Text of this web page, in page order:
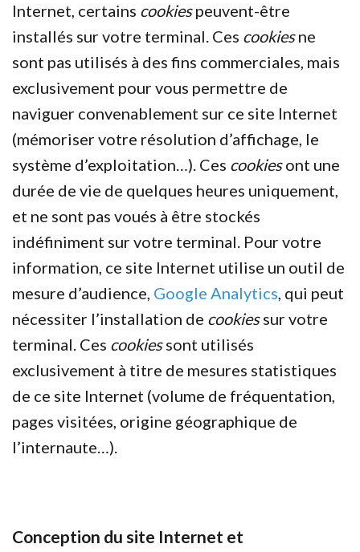
Internet, certains cookiespeuvent-être
installés sur votre terminal. Ces cookiesne
sont pas utilisés à des fins commerciales, mais
exclusivement pour vous permettre de
naviguer convenablement sur ce site Internet
(mémoriser votre résolution d’affichage, le
système d’exploitation…). Ces cookiesont une
durée de vie de quelques heures uniquement,
et ne sont pas voués à être stockés
indéfiniment sur votre terminal. Pour votre
information, ce site Internet utilise un outil de
mesure d’audience, Google Analytics, qui peut
nécessiter l’installation de cookiessur votre
terminal. Ces cookiessont utilisés
exclusivement à titre de mesures statistiques
de ce site Internet (volume de fréquentation,
pages visitées, origine géographique de
l’internaute…).
Conception du site Internet et